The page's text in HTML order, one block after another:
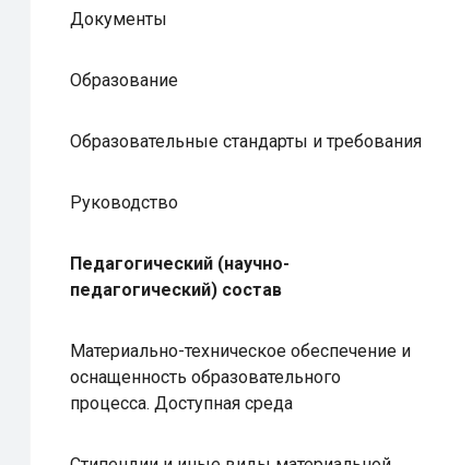
Документы
Образование
Образовательные стандарты и требования
Руководство
Педагогический (научно-
педагогический) состав
Материально-техническое обеспечение и
оснащенность образовательного
процесса. Доступная среда